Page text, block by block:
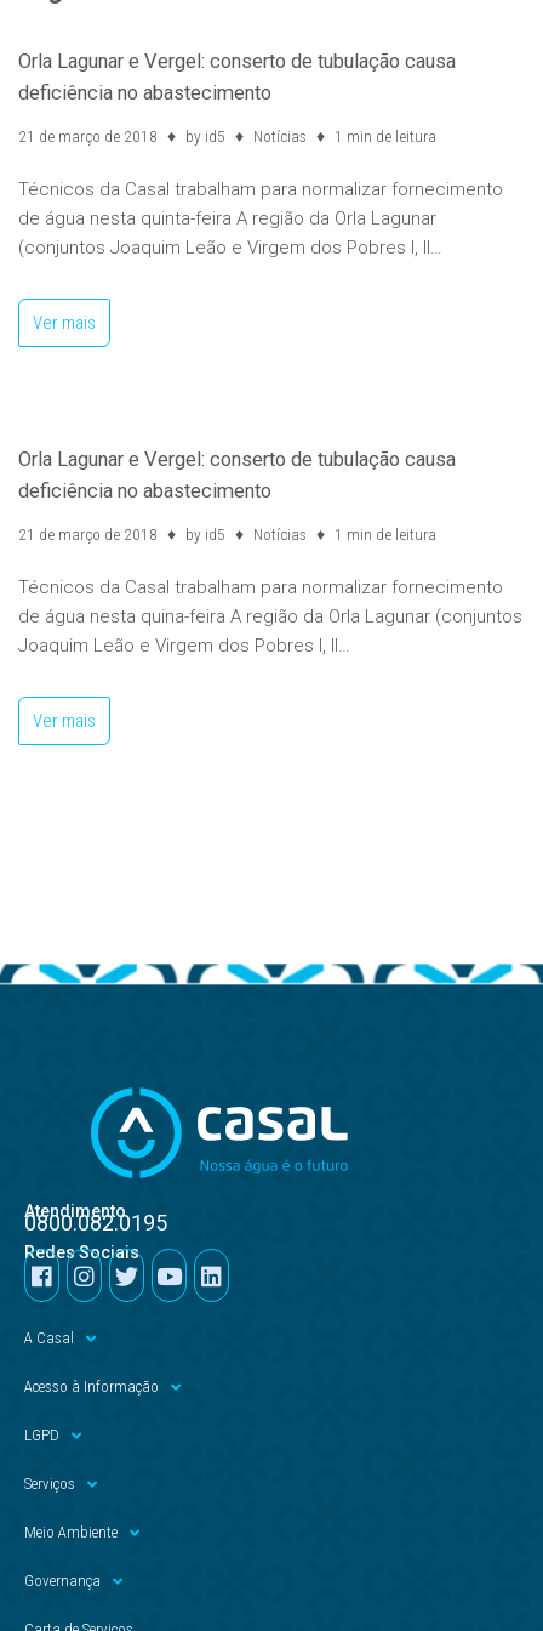
Orla Lagunar e Vergel: conserto de tubulação causa
deficiência no abastecimento
21 de março de 2018 by id5 Notícias 1 min de leitura
Técnicos da Casal trabalham para normalizar fornecimento
de água nesta quinta-feira A região da Orla Lagunar
(conjuntos Joaquim Leão e Virgem dos Pobres I, II…
Ver mais
Orla Lagunar e Vergel: conserto de tubulação causa
deficiência no abastecimento
21 de março de 2018 by id5 Notícias 1 min de leitura
Técnicos da Casal trabalham para normalizar fornecimento
de água nesta quina-feira A região da Orla Lagunar (conjuntos
Joaquim Leão e Virgem dos Pobres I, II…
Ver mais
Atendimento
0800.082.0195
Redes Sociais
A Casal
Acesso à Informação
LGPD
Serviços
Meio Ambiente
Governança